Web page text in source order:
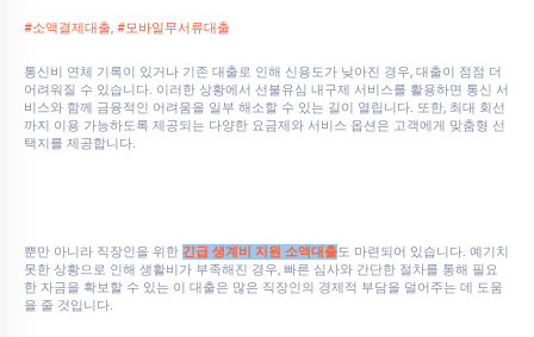
#소액결제대출 #모바일무서류대출
통신비 연체 기록이 있거나 기존 대출로 인해 신용도가 낮아진 경우, 대출이 점점 더
어려워질 수 있습니다. 이러한 상황에서 선불유심 내구제 서비스를 활용하면 통신 서
비스와 함께 금융적인 어려움을 일부 해소할 수 있는 길이 열립니다. 또한, 최대 회선
까지 이용 가능하도록 제공되는 다양한 요금제와 서비스 옵션은 고객에게 맞춤형 선
택지를 제공합니다.
뿐만 아니라 직장인을 위한 긴급 생계비 지원 소액대출도 마련되어 있습니다. 예기치
못한 상황으로 인해 생활비가 부족해진 경우, 빠른 심사와 간단한 절차를 통해 필요
한 자금을 확보할 수 있는 이 대출은 많은 직장인의 경제적 부담을 덜어주는 데 도움
을 줄 것입니다.